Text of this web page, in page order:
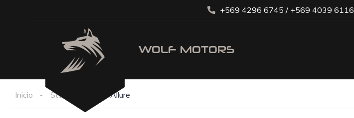
+569 4296 6745 / +569 4039 6116
Inicio Stock 3008 Allure